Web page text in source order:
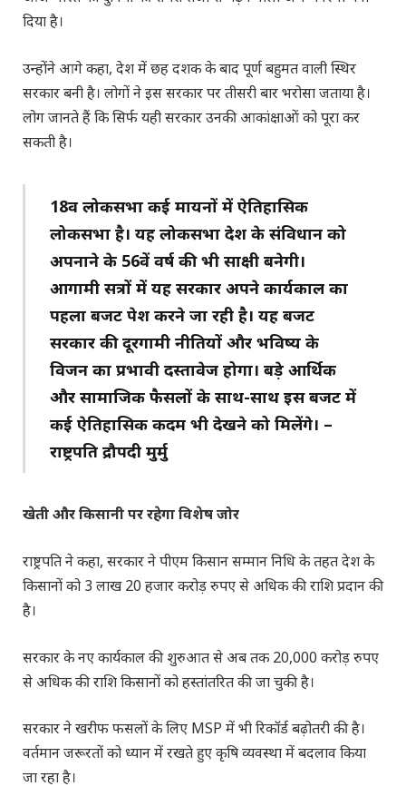
दिया है।
उन्होंने आगे कहा, देश में छह दशक के बाद पूर्ण बहुमत वाली स्थिर
सरकार बनी है। लोगों ने इस सरकार पर तीसरी बार भरोसा जताया है।
लोग जानते हैं कि सिर्फ यही सरकार उनकी आकांक्षाओं को पूरा कर
सकती है।
18वीं लोकसभा कई मायनों में ऐतिहासिक
लोकसभा है। यह लोकसभा देश के संविधान को
अपनाने के 56वें ​​वर्ष की भी साक्षी बनेगी।
आगामी सत्रों में यह सरकार अपने कार्यकाल का
पहला बजट पेश करने जा रही है। यह बजट
सरकार की दूरगामी नीतियों और भविष्य के
विजन का प्रभावी दस्तावेज होगा। बड़े आर्थिक
और सामाजिक फैसलों के साथ-साथ इस बजट में
कई ऐतिहासिक कदम भी देखने को मिलेंगे। –
राष्ट्रपति द्रौपदी मुर्मु
खेती और किसानी पर रहेगा विशेष जोर
राष्ट्रपति ने कहा, सरकार ने पीएम किसान सम्मान निधि के तहत देश के
किसानों को 3 लाख 20 हजार करोड़ रुपए से अधिक की राशि प्रदान की
है।
सरकार के नए कार्यकाल की शुरुआत से अब तक 20,000 करोड़ रुपए
से अधिक की राशि किसानों को हस्तांतरित की जा चुकी है।
सरकार ने खरीफ फसलों के लिए MSP में भी रिकॉर्ड बढ़ोतरी की है।
वर्तमान जरूरतों को ध्यान में रखते हुए कृषि व्यवस्था में बदलाव किया
जा रहा है।